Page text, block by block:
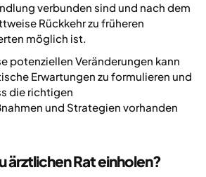
verbunden sind und nach dem
Rückkehr zu früheren
möglich ist.
potenziellen Veränderungen kann
Erwartungen zu formulieren und
die richtigen
und Strategien vorhanden
ärztlichen Rat einholen?